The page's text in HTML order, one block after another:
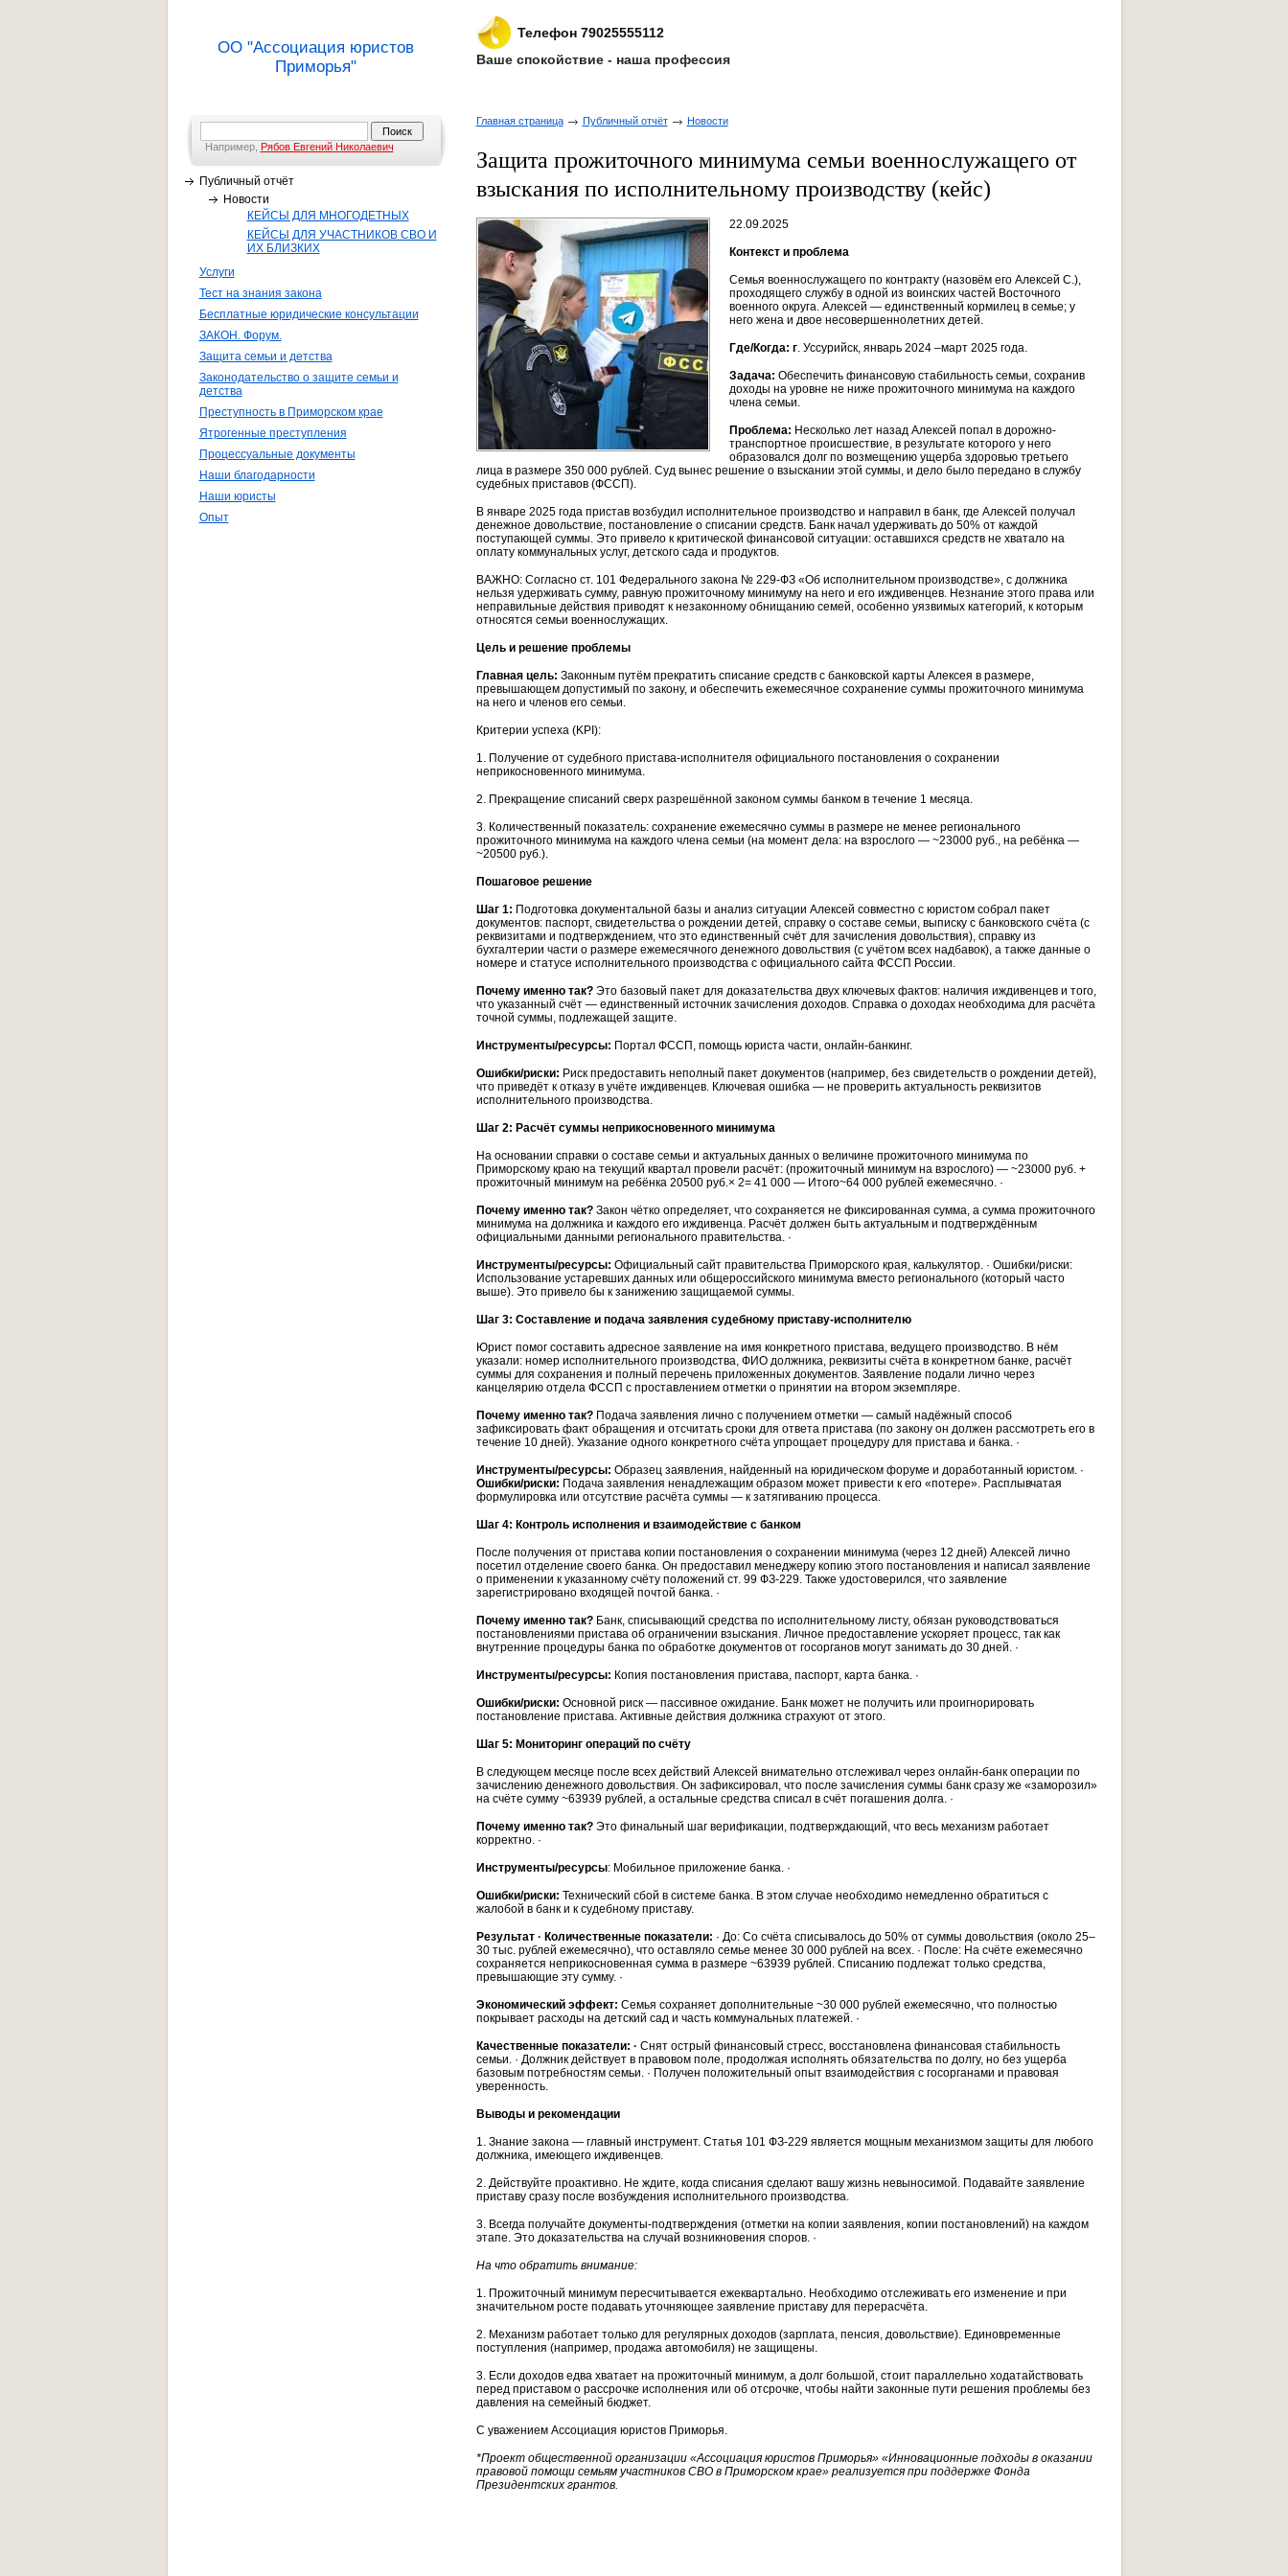
ОО "Ассоциация юристов
Приморья"
Телефон 79025555112
Ваше спокойствие - наша профессия
Например, Рябов Евгений Николаевич
Публичный отчёт
Новости
КЕЙСЫ ДЛЯ МНОГОДЕТНЫХ
КЕЙСЫ ДЛЯ УЧАСТНИКОВ СВО И
ИХ БЛИЗКИХ
Услуги
Тест на знания закона
Бесплатные юридические консультации
ЗАКОН. Форум.
Защита семьи и детства
Законодательство о защите семьи и
детства
Преступность в Приморском крае
Ятрогенные преступления
Процессуальные документы
Наши благодарности
Наши юристы
Опыт
Главная страница Публичный отчёт Новости
Защита прожиточного минимума семьи военнослужащего от
взыскания по исполнительному производству (кейс)
22.09.2025
Контекст и проблема
Семья военнослужащего по контракту (назовём его Алексей С.),
проходящего службу в одной из воинских частей Восточного
военного округа. Алексей — единственный кормилец в семье; у
него жена и двое несовершеннолетних детей.
Где/Когда: г. Уссурийск, январь 2024 –март 2025 года.
Задача: Обеспечить финансовую стабильность семьи, сохранив
доходы на уровне не ниже прожиточного минимума на каждого
члена семьи.
Проблема: Несколько лет назад Алексей попал в дорожно-
транспортное происшествие, в результате которого у него
образовался долг по возмещению ущерба здоровью третьего
лица в размере 350 000 рублей. Суд вынес решение о взыскании этой суммы, и дело было передано в службу
судебных приставов (ФССП).
В январе 2025 года пристав возбудил исполнительное производство и направил в банк, где Алексей получал
денежное довольствие, постановление о списании средств. Банк начал удерживать до 50% от каждой
поступающей суммы. Это привело к критической финансовой ситуации: оставшихся средств не хватало на
оплату коммунальных услуг, детского сада и продуктов.
ВАЖНО: Согласно ст. 101 Федерального закона № 229-ФЗ «Об исполнительном производстве», с должника
нельзя удерживать сумму, равную прожиточному минимуму на него и его иждивенцев. Незнание этого права или
неправильные действия приводят к незаконному обнищанию семей, особенно уязвимых категорий, к которым
относятся семьи военнослужащих.
Цель и решение проблемы
Главная цель: Законным путём прекратить списание средств с банковской карты Алексея в размере,
превышающем допустимый по закону, и обеспечить ежемесячное сохранение суммы прожиточного минимума
на него и членов его семьи.
Критерии успеха (KPI):
1. Получение от судебного пристава-исполнителя официального постановления о сохранении
неприкосновенного минимума.
2. Прекращение списаний сверх разрешённой законом суммы банком в течение 1 месяца.
3. Количественный показатель: сохранение ежемесячно суммы в размере не менее регионального
прожиточного минимума на каждого члена семьи (на момент дела: на взрослого — ~23000 руб., на ребёнка —
~20500 руб.).
Пошаговое решение
Шаг 1: Подготовка документальной базы и анализ ситуации Алексей совместно с юристом собрал пакет
документов: паспорт, свидетельства о рождении детей, справку о составе семьи, выписку с банковского счёта (с
реквизитами и подтверждением, что это единственный счёт для зачисления довольствия), справку из
бухгалтерии части о размере ежемесячного денежного довольствия (с учётом всех надбавок), а также данные о
номере и статусе исполнительного производства с официального сайта ФССП России.
Почему именно так?Это базовый пакет для доказательства двух ключевых фактов: наличия иждивенцев и того,
что указанный счёт — единственный источник зачисления доходов. Справка о доходах необходима для расчёта
точной суммы, подлежащей защите.
Инструменты/ресурсы: Портал ФССП, помощь юриста части, онлайн-банкинг.
Ошибки/риски: Риск предоставить неполный пакет документов (например, без свидетельств о рождении детей),
что приведёт к отказу в учёте иждивенцев. Ключевая ошибка — не проверить актуальность реквизитов
исполнительного производства.
Шаг 2: Расчёт суммы неприкосновенного минимума
На основании справки о составе семьи и актуальных данных о величине прожиточного минимума по
Приморскому краю на текущий квартал провели расчёт: (прожиточный минимум на взрослого) — ~23000 руб. +
прожиточный минимум на ребёнка 20500 руб.× 2= 41 000 — Итого~64 000 рублей ежемесячно. ·
Почему именно так?Закон чётко определяет, что сохраняется не фиксированная сумма, а сумма прожиточного
минимума на должника и каждого его иждивенца. Расчёт должен быть актуальным и подтверждённым
официальными данными регионального правительства. ·
Инструменты/ресурсы: Официальный сайт правительства Приморского края, калькулятор. · Ошибки/риски:
Использование устаревших данных или общероссийского минимума вместо регионального (который часто
выше). Это привело бы к занижению защищаемой суммы.
Шаг 3: Составление и подача заявления судебному приставу-исполнителю
Юрист помог составить адресное заявление на имя конкретного пристава, ведущего производство. В нём
указали: номер исполнительного производства, ФИО должника, реквизиты счёта в конкретном банке, расчёт
суммы для сохранения и полный перечень приложенных документов. Заявление подали лично через
канцелярию отдела ФССП с проставлением отметки о принятии на втором экземпляре.
Почему именно так? Подача заявления лично с получением отметки — самый надёжный способ
зафиксировать факт обращения и отсчитать сроки для ответа пристава (по закону он должен рассмотреть его в
течение 10 дней). Указание одного конкретного счёта упрощает процедуру для пристава и банка. ·
Инструменты/ресурсы: Образец заявления, найденный на юридическом форуме и доработанный юристом. ·
Ошибки/риски: Подача заявления ненадлежащим образом может привести к его «потере». Расплывчатая
формулировка или отсутствие расчёта суммы — к затягиванию процесса.
Шаг 4: Контроль исполнения и взаимодействие с банком
После получения от пристава копии постановления о сохранении минимума (через 12 дней) Алексей лично
посетил отделение своего банка. Он предоставил менеджеру копию этого постановления и написал заявление
о применении к указанному счёту положений ст. 99 ФЗ-229. Также удостоверился, что заявление
зарегистрировано входящей почтой банка. ·
Почему именно так? Банк, списывающий средства по исполнительному листу, обязан руководствоваться
постановлениями пристава об ограничении взыскания. Личное предоставление ускоряет процесс, так как
внутренние процедуры банка по обработке документов от госорганов могут занимать до 30 дней. ·
Инструменты/ресурсы: Копия постановления пристава, паспорт, карта банка. ·
Ошибки/риски: Основной риск — пассивное ожидание. Банк может не получить или проигнорировать
постановление пристава. Активные действия должника страхуют от этого.
Шаг 5: Мониторинг операций по счёту
В следующем месяце после всех действий Алексей внимательно отслеживал через онлайн-банк операции по
зачислению денежного довольствия. Он зафиксировал, что после зачисления суммы банк сразу же «заморозил»
на счёте сумму ~63939 рублей, а остальные средства списал в счёт погашения долга. ·
Почему именно так?Это финальный шаг верификации, подтверждающий, что весь механизм работает
корректно. ·
Инструменты/ресурсы: Мобильное приложение банка. ·
Ошибки/риски: Технический сбой в системе банка. В этом случае необходимо немедленно обратиться с
жалобой в банк и к судебному приставу.
Результат · Количественные показатели: · До: Со счёта списывалось до 50% от суммы довольствия (около 25–
30 тыс. рублей ежемесячно), что оставляло семье менее 30 000 рублей на всех. · После: На счёте ежемесячно
сохраняется неприкосновенная сумма в размере ~63939 рублей. Списанию подлежат только средства,
превышающие эту сумму. ·
Экономический эффект: Семья сохраняет дополнительные ~30 000 рублей ежемесячно, что полностью
покрывает расходы на детский сад и часть коммунальных платежей. ·
Качественные показатели: · Снят острый финансовый стресс, восстановлена финансовая стабильность
семьи. · Должник действует в правовом поле, продолжая исполнять обязательства по долгу, но без ущерба
базовым потребностям семьи. · Получен положительный опыт взаимодействия с госорганами и правовая
уверенность.
Выводы и рекомендации
1. Знание закона — главный инструмент. Статья 101 ФЗ-229 является мощным механизмом защиты для любого
должника, имеющего иждивенцев.
2. Действуйте проактивно. Не ждите, когда списания сделают вашу жизнь невыносимой. Подавайте заявление
приставу сразу после возбуждения исполнительного производства.
3. Всегда получайте документы-подтверждения (отметки на копии заявления, копии постановлений) на каждом
этапе. Это доказательства на случай возникновения споров. ·
На что обратить внимание:
1. Прожиточный минимум пересчитывается ежеквартально. Необходимо отслеживать его изменение и при
значительном росте подавать уточняющее заявление приставу для перерасчёта.
2. Механизм работает только для регулярных доходов (зарплата, пенсия, довольствие). Единовременные
поступления (например, продажа автомобиля) не защищены.
3. Если доходов едва хватает на прожиточный минимум, а долг большой, стоит параллельно ходатайствовать
перед приставом о рассрочке исполнения или об отсрочке, чтобы найти законные пути решения проблемы без
давления на семейный бюджет.
С уважением Ассоциация юристов Приморья.
*Проект общественной организации «Ассоциация юристов Приморья» «Инновационные подходы в оказании
правовой помощи семьям участников СВО в Приморском крае» реализуется при поддержке Фонда
Президентских грантов.